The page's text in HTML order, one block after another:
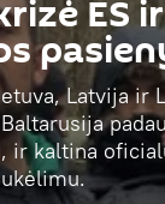
ES ir
Latvija ir
ir kaltina